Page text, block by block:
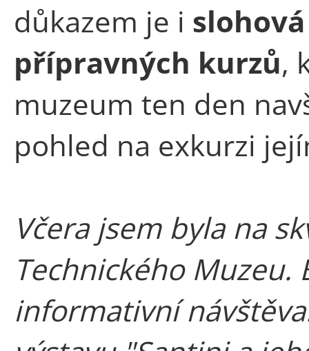
důkazem je i
přípravných kurzů,
muzeum ten den
pohled na exkurzi
Včera jsem byla na
Technického Muzeu.
informativní